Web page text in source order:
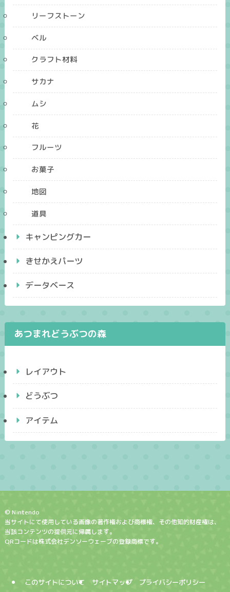
リーフストーン
ベル
クラフト材料
サカナ
ムシ
花
フルーツ
お菓子
地図
道具
キャンピングカー
きせかえパーツ
データベース
あつまれどうぶつの森
レイアウト
どうぶつ
アイテム
© Nintendo
当サイトにて使用している画像の著作権および商標権、その他知的財産権は、
当該コンテンツの提供元に帰属します。
QRコードは株式会社デンソーウェーブの登録商標です。
このサイトについて サイトマップ
プライバシーポリシー